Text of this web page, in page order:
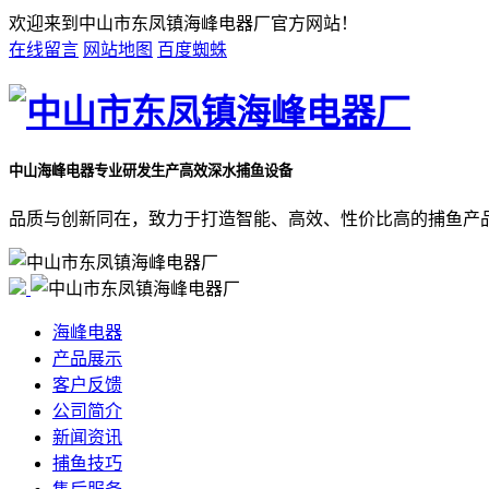
欢迎来到中山市东凤镇海峰电器厂官方网站！
在线留言 网站地图 百度蜘蛛
中山海峰电器专业研发生产高效深水捕鱼设备
品质与创新同在，致力于打造智能、高效、性价比高的捕鱼产
海峰电器
产品展示
客户反馈
公司简介
新闻资讯
捕鱼技巧